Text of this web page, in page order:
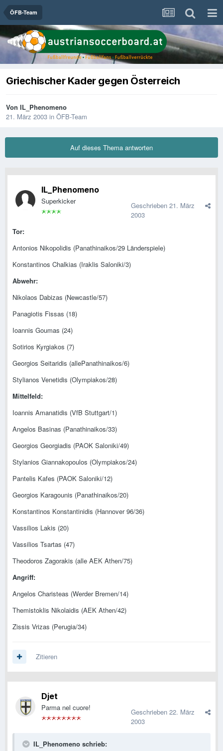
ÖFB-Team
Griechischer Kader gegen Österreich
Von IL_Phenomeno
21. März 2003 in ÖFB-Team
Auf dieses Thema antworten
IL_Phenomeno
Superkicker Geschrieben 21. März
2003
Tor:
Antonios Nikopolidis (Panathinaikos/29 Länderspiele)
Konstantinos Chalkias (Iraklis Saloniki/3)
Abwehr:
Nikolaos Dabizas (Newcastle/57)
Panagiotis Fissas (18)
Ioannis Goumas (24)
Sotirios Kyrgiakos (7)
Georgios Seitaridis (allePanathinaikos/6)
Stylianos Venetidis (Olympiakos/28)
Mittelfeld:
Ioannis Amanatidis (VfB Stuttgart/1)
Angelos Basinas (Panathinaikos/33)
Georgios Georgiadis (PAOK Saloniki/49)
Stylanios Giannakopoulos (Olympiakos/24)
Pantelis Kafes (PAOK Saloniki/12)
Georgios Karagounis (Panathinaikos/20)
Konstantinos Konstantinidis (Hannover 96/36)
Vassilios Lakis (20)
Vassilios Tsartas (47)
Theodoros Zagorakis (alle AEK Athen/75)
Angriff:
Angelos Charisteas (Werder Bremen/14)
Themistoklis Nikolaidis (AEK Athen/42)
Zissis Vrizas (Perugia/34)
Zitieren
Djet
Parma nel cuore! Geschrieben 22. März
2003
IL_Phenomeno schrieb: